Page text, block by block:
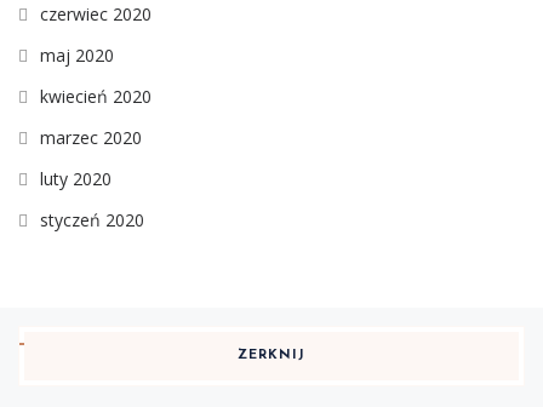
czerwiec 2020
maj 2020
kwiecień 2020
marzec 2020
luty 2020
styczeń 2020
ZERKNIJ